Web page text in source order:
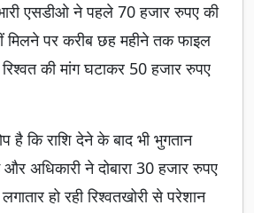
एसडीओ ने पहले 70 हजार रुपए की
मिलने पर करीब छह महीने तक फाइल
की मांग घटाकर 50 हजार रुपए
है कि राशि देने के बाद भी भुगतान
और अधिकारी ने दोबारा 30 हजार रुपए
हो रही रिश्वतखोरी से परेशान